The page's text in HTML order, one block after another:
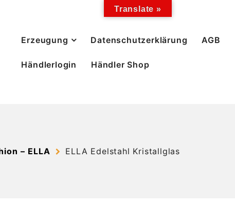
Erzeugung Datenschutzerklärung AGB
Händlerlogin Händler Shop
– ELLA ELLA Edelstahl Kristallglas
Translate »